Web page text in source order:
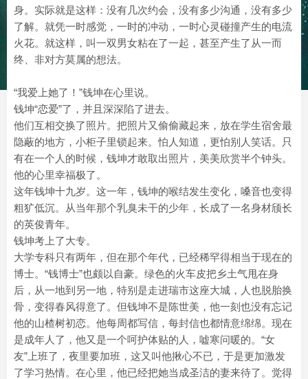
身。实际就是这样：没有几次约会，没有多少沟通，没有多少
了解。就凭一时感觉，一时的冲动，一时心灵碰撞产生的电流
火花。就这样，叫一双男女粘在了一起，甚至产生了从一而
终、非对方莫属的想法。
“我爱上她了！”钱坤在心里说。
钱坤“恋爱”了，并且深深陷了进去。
他们互相交换了照片。把照片又偷偷藏起来，放在学生宿舍最
隐蔽的地方，小柜子里锁起来。怕人知道，更怕别人笑话。只
有在一个人的时候，钱坤才敢取出照片，美美欣赏半个钟头。
他的心里幸福极了。
这年钱坤十九岁。这一年，钱坤的喉结发生变化，嗓音也变得
粗犷低沉。从当年那个乳臭未干的少年，长成了一名身材颀长
的英俊青年。
钱坤考上了大专。
大学专科只有两年，但在那个年代，已经稀罕得相当于现在的
博士。“钱博士”也颇以自豪。绿色的火车皮把乡土气甩在身
后，从一地到另一地，特别是走进瑞市这座大城，人也脱胎换
骨，变得春风得意了。但钱坤不是陈世美，他一刻也没有忘记
他的山楂树初恋。他每周都写信，每封信也都情意绵绵。现在
是成年人了，他又是一个呵护体贴的人，嘘寒问暖的。“女
友”上班了，夜里要加班，这又叫他揪心不已，于是更加激发
了学习热情。在心里，他已经把她当成圣洁的妻来待了。觉得